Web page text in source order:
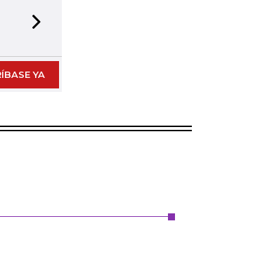
YA